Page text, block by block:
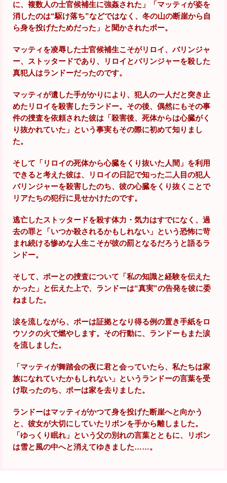
に、複数人の士官候補生に強姦された」「マッティが姿を
消したのは“駆け落ち”などではなく、冬の山の断崖から自
ら身を投げたためだった」と聞かされたポー。
マッティを凌辱した士官候補生こそがリロイ、バリンジャ
ー、ストッタードであり、リロイとバリンジャーを殺した
真犯人はランドーだったのです。
マッティが遺した手がかりにより、犯人の一人だと突き止
めたリロイを殺害したランドー。その後、偶然にもその事
件の捜査を依頼された彼は「殺害後、死体からは心臓がく
り抜かれていた」という事実もその際に初めて知りまし
た。
そして「リロイの死体から心臓をくり抜いた人間」を利用
できると考えた彼は、リロイの日記で知った二人目の犯人
バリンジャーを殺害したのち、彼の心臓をくり抜くことで
リアたちの犯行に見せかけたのです。
逃亡したストッタードを殺す体力・気力はすでになく、過
去の罪と「いつか殺されるかもしれない」という恐怖に苛
まれ続ける惨めな人生こそが彼の罰となるだろうと語るラ
ンドー。
そして、ポーとの捜査について「私の知識と経験を伝えた
かった」と伝えた上で、ランドーは“真実”の告発を彼に委
ねました。
涙を流しながら、ポーは証拠となり得る例の置き手紙をロ
ウソクの火で燃やします。その行動に、ランドーもまた涙
を流しました。
「マッティが舞踏会の夜に君と会っていたら、私たちは家
族になれていたかもしれない」というランドーの言葉を受
け取ったのち、ポーは家を去りました。
ランドーはマッティがかつて身を投げた断崖へと向かう
と、彼女が大切にしていたリボンを手から離しました。
「ゆっくり眠れ」という父の別れの言葉とともに、リボン
は雪と風の中へと消えてゆきました……。